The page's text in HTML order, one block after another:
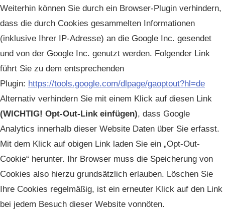
Weiterhin können Sie durch ein Browser-Plugin verhindern,
dass die durch Cookies gesammelten Informationen
(inklusive Ihrer IP-Adresse) an die Google Inc. gesendet
und von der Google Inc. genutzt werden. Folgender Link
führt Sie zu dem entsprechenden
Plugin: https://tools.google.com/dlpage/gaoptout?hl=de
Alternativ verhindern Sie mit einem Klick auf diesen Link
(WICHTIG! Opt-Out-Link einfügen), dass Google
Analytics innerhalb dieser Website Daten über Sie erfasst.
Mit dem Klick auf obigen Link laden Sie ein „Opt-Out-
Cookie“ herunter. Ihr Browser muss die Speicherung von
Cookies also hierzu grundsätzlich erlauben. Löschen Sie
Ihre Cookies regelmäßig, ist ein erneuter Klick auf den Link
bei jedem Besuch dieser Website vonnöten.